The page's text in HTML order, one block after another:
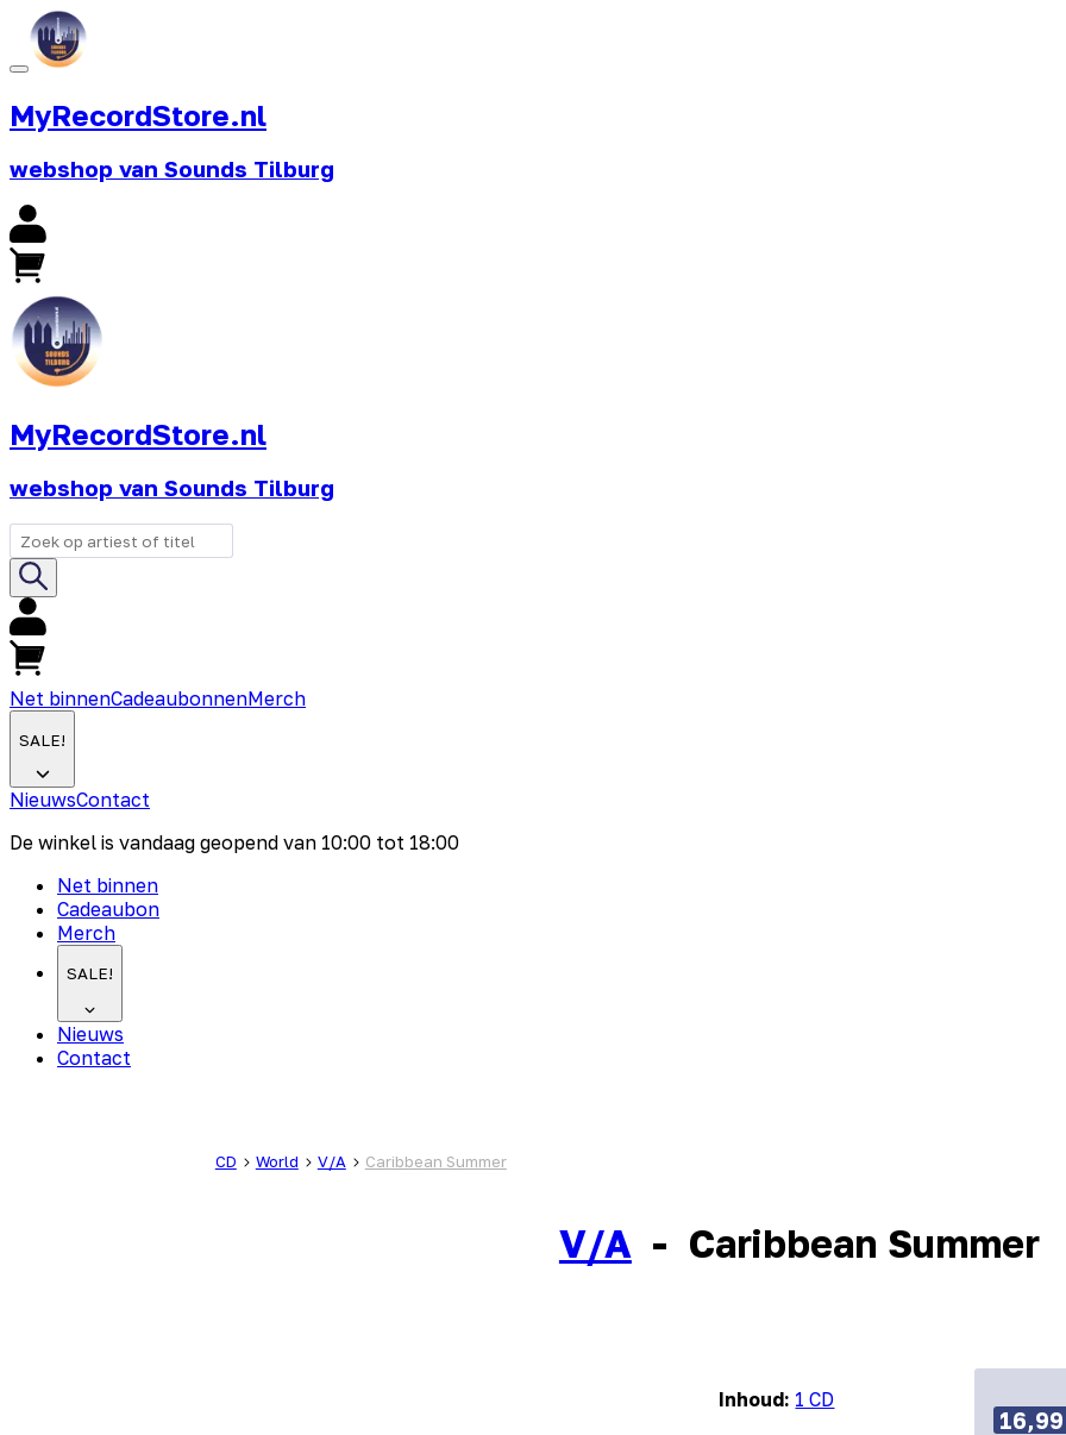
MyRecordStore.nl
webshop van Sounds Tilburg
MyRecordStore.nl
webshop van Sounds Tilburg
Net binnenCadeaubonnenMerch
SALE!
NieuwsContact
De winkel is vandaag geopend van 10:00 tot 18:00
Net binnen
Cadeaubon
Merch
SALE!
Nieuws
Contact
CD World V/A Caribbean Summer
V/A - Caribbean Summer
Inhoud: 1 CD
16,99